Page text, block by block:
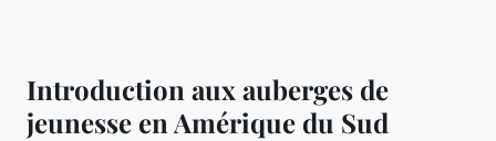
Introduction aux auberges de
jeunesse en Amérique du Sud